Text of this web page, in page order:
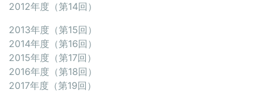
2012年度（第14回）
2013年度（第15回）
2014年度（第16回）
2015年度（第17回）
2016年度（第18回）
2017年度（第19回）